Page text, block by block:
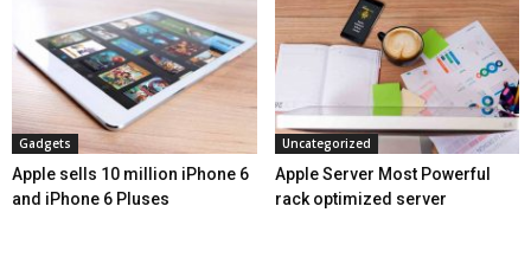
Gadgets
Apple sells 10 million iPhone 6
and iPhone 6 Pluses
Uncategorized
Apple Server Most Powerful
rack optimized server